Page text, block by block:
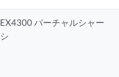
EX4300 バーチャルシャー
シ